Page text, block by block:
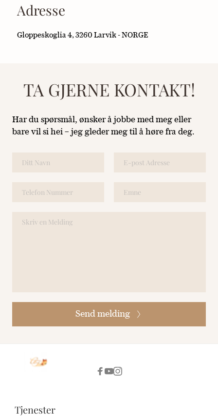
Adresse
Gloppeskoglia 4, 3260 Larvik - NORGE
TA GJERNE KONTAKT!
Har du spørsmål, ønsker å jobbe med meg eller
bare vil si hei – jeg gleder meg til å høre fra deg.
Send melding
Tjenester